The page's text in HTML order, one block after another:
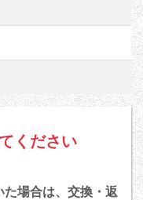
ください
場合は、交換・返